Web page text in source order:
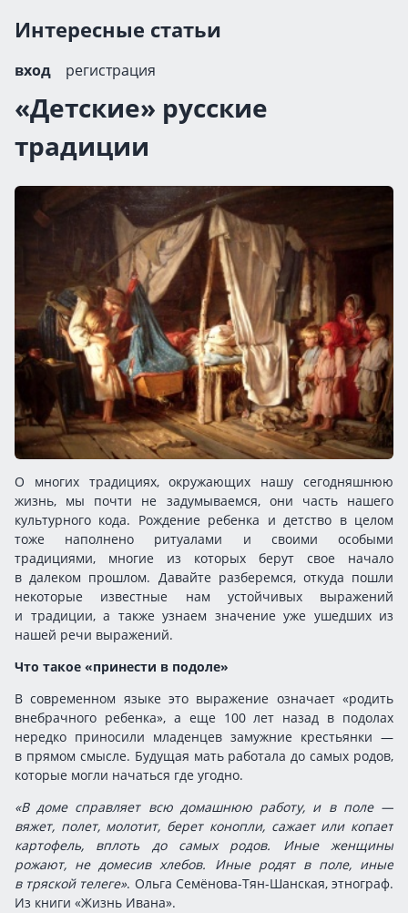
Интересные статьи
вход регистрация
«Детские» русские
традиции
О многих традициях, окружающих нашу сегодняшнюю
жизнь, мы почти не задумываемся, они часть нашего
культурного кода. Рождение ребенка и детство в целом
тоже наполнено ритуалами и своими особыми
традициями, многие из которых берут свое начало
в далеком прошлом. Давайте разберемся, откуда пошли
некоторые известные нам устойчивых выражений
и традиции, а также узнаем значение уже ушедших из
нашей речи выражений.
Что такое «принести в подоле»
В современном языке это выражение означает «родить
внебрачного ребенка», а еще 100 лет назад в подолах
нередко приносили младенцев замужние крестьянки —
в прямом смысле. Будущая мать работала до самых родов,
которые могли начаться где угодно.
«В доме справляет всю домашнюю работу, и в поле —
вяжет, полет, молотит, берет конопли, сажает или копает
картофель, вплоть до самых родов. Иные женщины
рожают, не домесив хлебов. Иные родят в поле, иные
в тряской телеге». Ольга Семёнова-Тян-Шанская, этнограф.
Из книги «Жизнь Ивана».